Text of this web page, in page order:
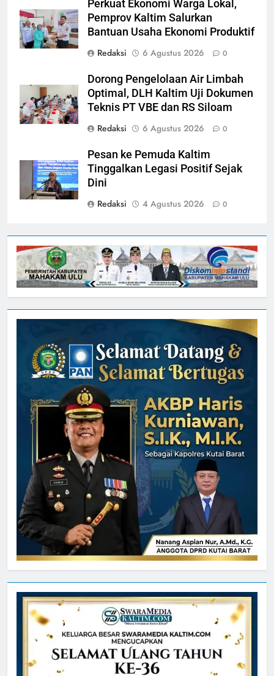
Perkuat Ekonomi Warga Lokal,
Pemprov Kaltim Salurkan
Bantuan Usaha Ekonomi Produktif
Redaksi
6 Agustus 2026 0
Dorong Pengelolaan Air Limbah
Optimal, DLH Kaltim Uji Dokumen
Teknis PT VBE dan RS Siloam
Redaksi
6 Agustus 2026 0
Pesan ke Pemuda Kaltim
Tinggalkan Legasi Positif Sejak
Dini
Redaksi
4 Agustus 2026 0